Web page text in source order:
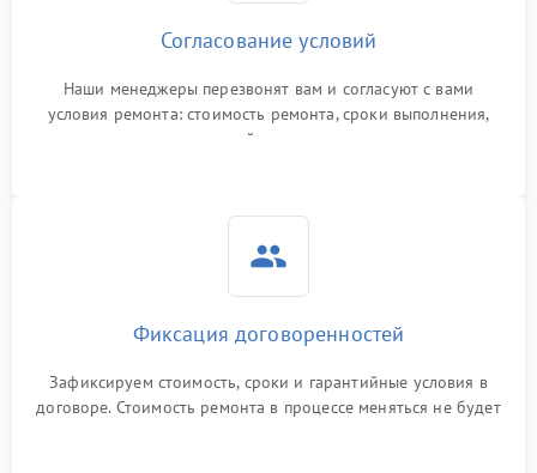
Согласование условий
Наши менеджеры перезвонят вам и согласуют с вами
условия ремонта: стоимость ремонта, сроки выполнения,
гарантийные условия
Фиксация договоренностей
Зафиксируем стоимость, сроки и гарантийные условия в
договоре. Стоимость ремонта в процессе меняться не будет